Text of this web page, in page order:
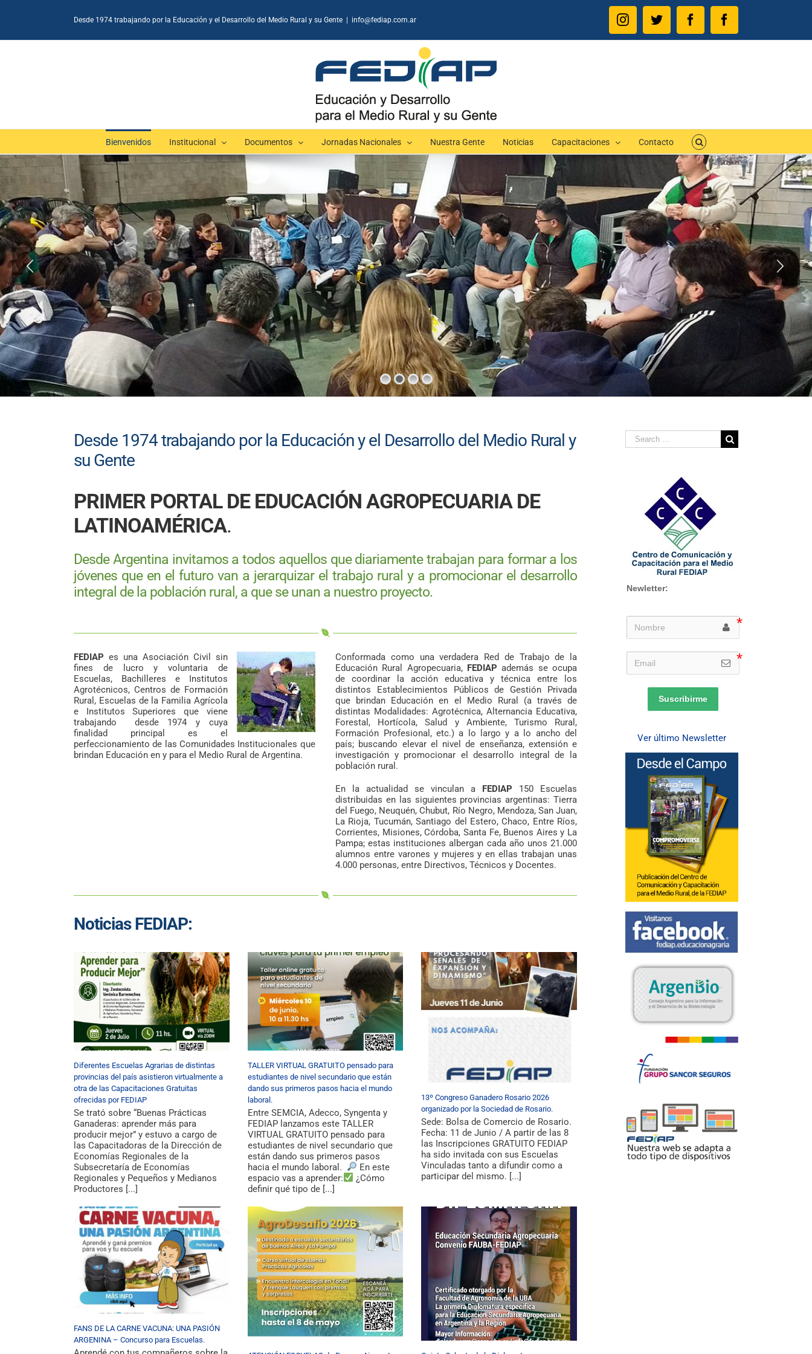
Desde 1974 trabajando por la Educación y el Desarrollo del Medio Rural y su Gente info@fediap.com.ar InstagramTwitter Facebook
Bienvenidos Institucional Documentos Jornadas Nacionales Nuestra Gente Noticias Capacitaciones Contacto
Desde 1974 trabajando por la Educación y el Desarrollo del Medio Rural y
su Gente
PRIMER PORTAL DE EDUCACIÓN AGROPECUARIA DE
LATINOAMÉRICA.
Desde Argentina invitamos a todos aquellos que diariamente trabajan para formar a los
jóvenes que en el futuro van a jerarquizar el trabajo rural y a promocionar el desarrollo
integral de la población rural, a que se unan a nuestro proyecto.
FEDIAP es una Asociación Civil sin
fines de lucro y voluntaria de
Escuelas, Bachilleres e Institutos
Agrotécnicos, Centros de Formación
Rural, Escuelas de la Familia Agrícola
e Institutos Superiores que viene
trabajando desde 1974 y cuya
finalidad principal es el
perfeccionamiento de las Comunidades Institucionales que
brindan Educación en y para el Medio Rural de Argentina.
Conformada como una verdadera Red de Trabajo de la
Educación Rural Agropecuaria, FEDIAP además se ocupa
de coordinar la acción educativa y técnica entre los
distintos Establecimientos Públicos de Gestión Privada
que brindan Educación en el Medio Rural (a través de
distintas Modalidades: Agrotécnica, Alternancia Educativa,
Forestal, Hortícola, Salud y Ambiente, Turismo Rural,
Formación Profesional, etc.) a lo largo y a lo ancho del
país; buscando elevar el nivel de enseñanza, extensión e
investigación y promocionar el desarrollo integral de la
población rural.
En la actualidad se vinculan a FEDIAP 150 Escuelas
distribuidas en las siguientes provincias argentinas: Tierra
del Fuego, Neuquén, Chubut, Río Negro, Mendoza, San Juan,
La Rioja, Tucumán, Santiago del Estero, Chaco, Entre Ríos,
Corrientes, Misiones, Córdoba, Santa Fe, Buenos Aires y La
Pampa; estas instituciones albergan cada año unos 21.000
alumnos entre varones y mujeres y en ellas trabajan unas
4.000 personas, entre Directivos, Técnicos y Docentes.
Noticias FEDIAP:
Diferentes Escuelas Agrarias de distintas
provincias del país asistieron virtualmente a
otra de las Capacitaciones Gratuitas
ofrecidas por FEDIAP
Se trató sobre “Buenas Prácticas
Ganaderas: aprender más para
producir mejor” y estuvo a cargo de
las Capacitadoras de la Dirección de
Economías Regionales de la
Subsecretaría de Economías
Regionales y Pequeños y Medianos
Productores [...]
TALLER VIRTUAL GRATUITO pensado para
estudiantes de nivel secundario que están
dando sus primeros pasos hacia el mundo
laboral.
Entre SEMCIA, Adecco, Syngenta y
FEDIAP lanzamos este TALLER
VIRTUAL GRATUITO pensado para
estudiantes de nivel secundario que
están dando sus primeros pasos
hacia el mundo laboral.
En este
espacio vas a aprender:
¿Cómo
definir qué tipo de [...]
13º Congreso Ganadero Rosario 2026
organizado por la Sociedad de Rosario.
Sede: Bolsa de Comercio de Rosario.
Fecha: 11 de Junio / A partir de las 8
las Inscripciones GRATUITO FEDIAP
ha sido invitada con sus Escuelas
Vinculadas tanto a difundir como a
participar del mismo. [...]
FANS DE LA CARNE VACUNA: UNA PASIÓN
ARGENINA – Concurso para Escuelas.
Search
for:
Newletter:
Suscribirme
Ver último Newsletter